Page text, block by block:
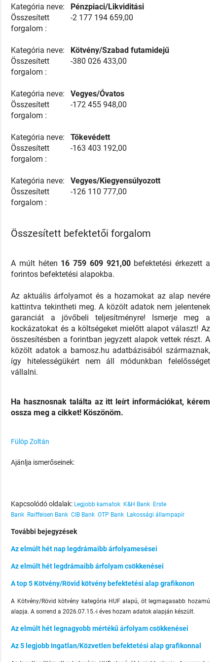
Kategória neve:
Pénzpiaci/Likviditási
Összesített
forgalom :
-2 177 194 659,00
Kategória neve:
Kötvény/Szabad futamidejű
Összesített
forgalom :
-380 026 433,00
Kategória neve:
Vegyes/Óvatos
Összesített
forgalom :
-172 455 948,00
Kategória neve:
Tőkevédett
Összesített
forgalom :
-163 403 192,00
Kategória neve:
Vegyes/Kiegyensúlyozott
Összesített
forgalom :
-126 110 777,00
Összesített befektetői forgalom
A múlt héten 16 759 609 921,00befektetési érkezett a
forintos befektetési alapokba.
Az aktuális árfolyamot és a hozamokat az alap nevére
kattintva tekintheti meg. A közölt adatok nem jelentenek
garanciát a jövőbeli teljesítményre! Ismerje meg a
kockázatokat és a költségeket mielőtt alapot választ! Az
összesítésben a forintban jegyzett alapok vettek részt. A
közölt adatok a bamosz.hu adatbázisából származnak,
így hitelességükért nem áll módunkban felelősséget
vállalni.
Ha hasznosnak találta az itt leírt információkat, kérem
ossza meg a cikket! Köszönöm.
Fülöp Zoltán
Ajánlja ismerőseinek:
Kapcsolódó oldalak: Legjobb kamatok K&H Bank Erste
Bank Raiffeisen Bank CIB Bank OTP Bank Lakossági állampapír
További bejegyzések
Az elmúlt hét nap legdrámaibb árfolyamesései
Az elmúlt hét legdrámaibb árfolyam csökkenései
A top 5 Kötvény/Rövid kötvény befektetési alap grafikonon
A Kötvény/Rövid kötvény kategória HUF alapú, öt legmagasabb hozamú
alapja. A sorrend a 2026.07.15.-i éves hozam adatok alapján készült.
Az elmúlt hét legnagyobb mértékű árfolyam csökkenései
Az 5 legjobb Ingatlan/Közvetlen befektetési alap grafikonnal